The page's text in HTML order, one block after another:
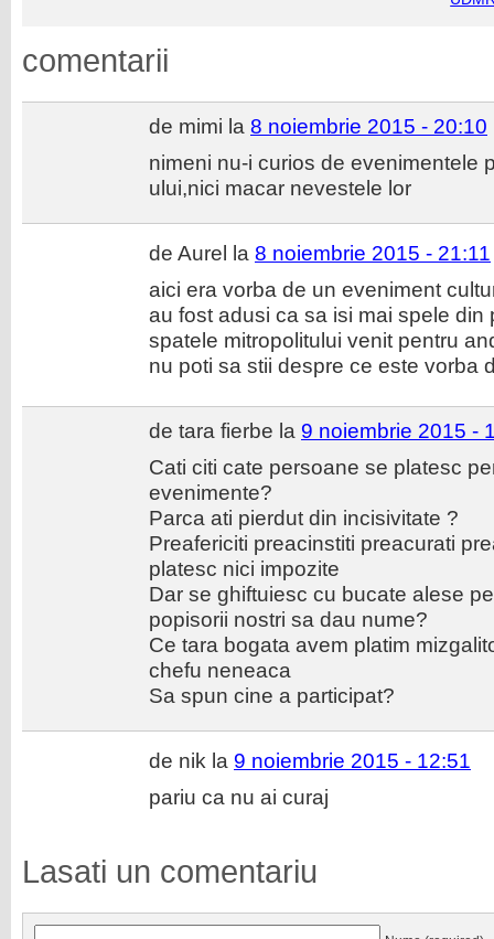
comentarii
de mimi la 8 noiembrie 2015 - 20:10
nimeni nu-i curios de evenimentele
ului,nici macar nevestele lor
de Aurel la 8 noiembrie 2015 - 21:11
aici era vorba de un eveniment
au fost adusi ca sa isi mai spele
spatele mitropolitului venit pentru
nu poti sa stii despre ce este vorba
de tara fierbe la 9 noiembrie 2015 -
Cati citi cate persoane se platesc
evenimente?
Parca ati pierdut din incisivitate ?
Preafericiti preacinstiti preacurati
platesc nici impozite
Dar se ghiftuiesc cu bucate alese
popisorii nostri sa dau nume?
Ce tara bogata avem platim
chefu neneaca
Sa spun cine a participat?
de nik la 9 noiembrie 2015 - 12:51
pariu ca nu ai curaj
Lasati un comentariu